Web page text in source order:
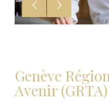
Genève
Avenir